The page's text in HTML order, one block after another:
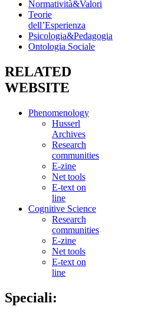
Normatività&Valori
Teorie
dell’Esperienza
Psicologia&Pedagogia
Ontologia Sociale
RELATED
WEBSITE
Phenomenology
Husserl
Archives
Research
communities
E-zine
Net tools
E-text on
line
Cognitive Science
Research
communities
E-zine
Net tools
E-text on
line
Speciali: